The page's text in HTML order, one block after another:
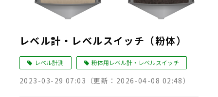
Language
レベル計・レベルスイッチ（粉体）
レベル計測 粉体用レベル計・レベルスイッチ
2023-03-29 07:03 （更新： 2026-04-08 02:48）